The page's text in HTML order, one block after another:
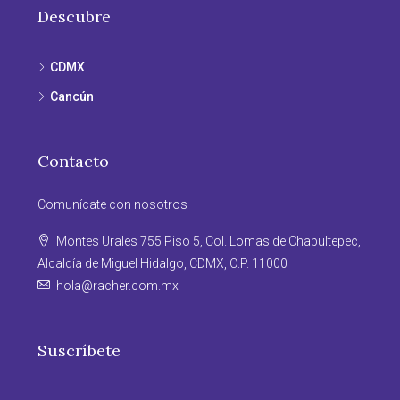
Descubre
CDMX
Cancún
Contacto
Comunícate con nosotros
Montes Urales 755 Piso 5, Col. Lomas de Chapultepec,
Alcaldía de Miguel Hidalgo, CDMX, C.P. 11000
hola@racher.com.mx
Suscríbete